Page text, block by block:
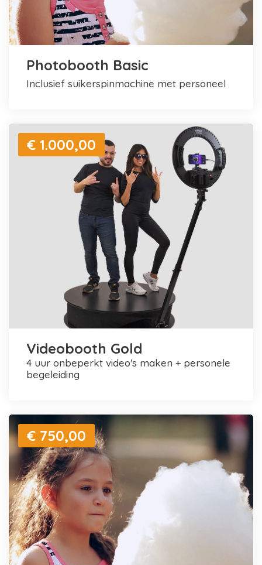
Photobooth Basic
inclusief suikerspinmachine met personeel
€ 1.000,00
Videobooth Gold
4 uur onbeperkt video's maken + personele
begeleiding
€ 750,00